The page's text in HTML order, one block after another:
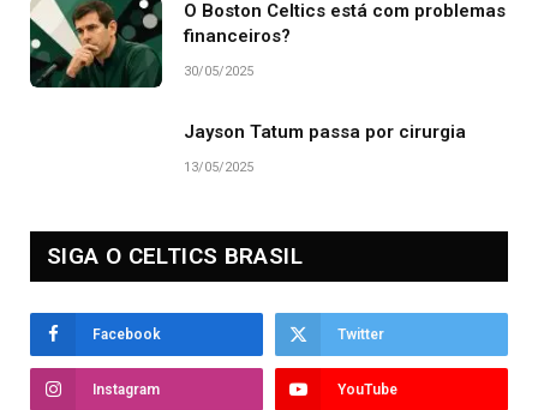
O Boston Celtics está com problemas
financeiros?
30/05/2025
Jayson Tatum passa por cirurgia
13/05/2025
SIGA O CELTICS BRASIL
Facebook Twitter
Instagram YouTube